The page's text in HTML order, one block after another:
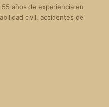
años de experiencia en
civil, accidentes de